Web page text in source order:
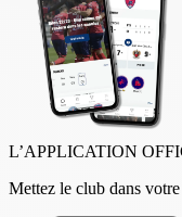
L’APPLICATION
Mettez le club dans